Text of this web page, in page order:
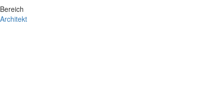
Bereich
Architekt